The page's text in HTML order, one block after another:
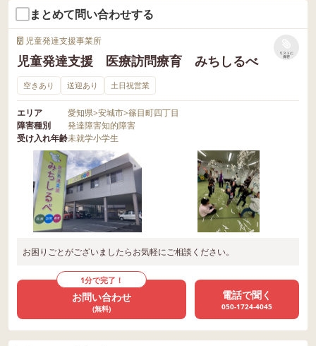
まとめて問い合わせする
児童発達支援事業所
児童発達支援 医療訪問療育 みちしるべ
リストに
保存
空きあり 送迎あり 土日祝営業
エリア 愛知県>安城市>篠目町四丁目
障害種別
発達障害知的障害
受け入れ年齢未就学小学生
お困りごとがございましたらお気軽にご相談ください。
1分で完了！
お問い合わせ
(無料)
電話で聞く
050-1724-4045